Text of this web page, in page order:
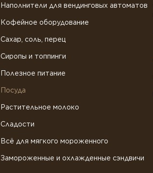
Наполнители для вендинговых автоматов
Кофейное оборудование
Сахар, соль, перец
Сиропы и топпинги
Полезное питание
Посуда
Растительное молоко
Сладости
Всё для мягкого мороженного
Замороженные и охлажденные сэндвичи